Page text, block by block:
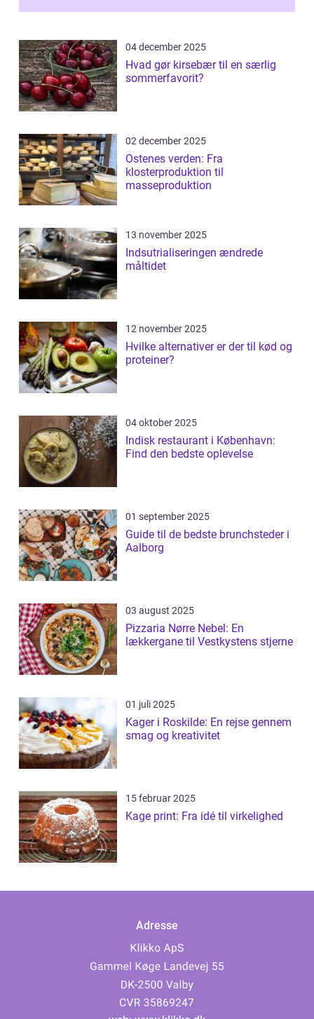
04 december 2025
Hvad gør kirsebær til en særlig
sommerfavorit?
02 december 2025
Ostenes verden: Fra
klosterproduktion til
masseproduktion
13 november 2025
Indsutrialiseringen ændrede
måltidet
12 november 2025
Hvilke alternativer er der til kød og
proteiner?
04 oktober 2025
Indisk restaurant i København:
Find den bedste oplevelse
01 september 2025
Guide til de bedste brunchsteder i
Aalborg
03 august 2025
Pizzaria Nørre Nebel: En
lækkergane til Vestkystens stjerne
01 juli 2025
Kager i Roskilde: En rejse gennem
smag og kreativitet
15 februar 2025
Kage print: Fra idé til virkelighed
Adresse